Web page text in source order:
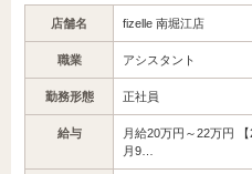
店舗名 fizelle 南堀江店
職業 アシスタント
勤務形態 正社員
給与
月給20万円～22万円
月9…